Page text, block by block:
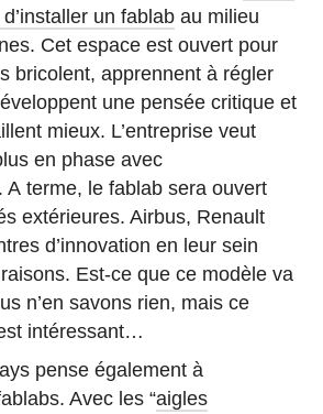
un fablab au milieu
Cet espace est ouvert pour
bricolent, apprennent à régler
une pensée critique et
mieux. L’entreprise veut
en phase avec
A terme, le fablab sera ouvert
extérieures. Airbus, Renault
d’innovation en leur sein
Est-ce que ce modèle va
n’en savons rien, mais ce
intéressant…
pense également à
Avec les “aigles